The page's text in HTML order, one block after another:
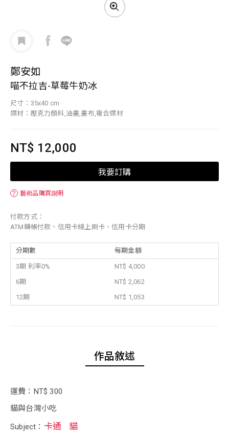
鄭安如
喵不拉吉-草莓牛奶冰
尺寸：35x40 cm
媒材：壓克力顏料,油畫,畫布,複合媒材
NT$ 12,000
我要訂購
？ 藝術品購買說明
付款方式：
ATM轉帳付款、信用卡線上刷卡、信用卡分期
分期數 每期金額
3期 利率0%
NT$ 4,000
6期
NT$ 2,062
12期
NT$ 1,053
作品敘述
運費：NT$ 300
貓與台灣小吃
Subject： 卡通 貓